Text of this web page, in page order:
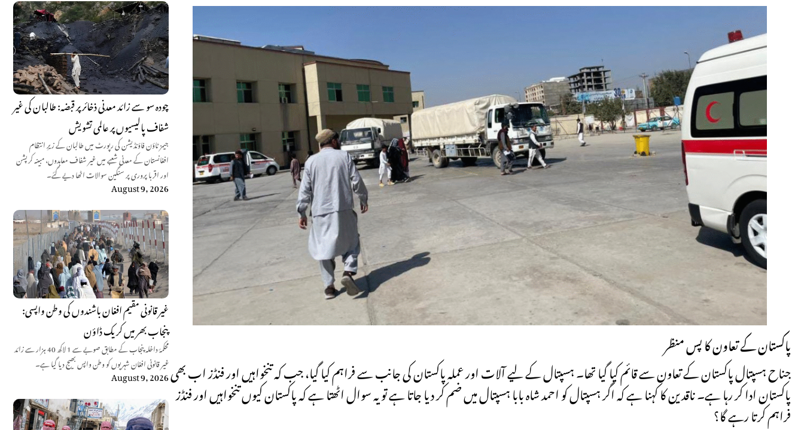
چودہ سو سے زائد معدنی ذخائر پر قبضہ: طالبان کی غیر
شفاف پالیسیوں پر عالمی تشویش
جیمز ٹاؤن فاؤنڈیشن کی رپورٹ میں طالبان کے زیرِ انتظام
افغانستان کے معدنی شعبے میں غیر شفاف معاہدوں، مبینہ کرپشن
اور اقربا پروری پر سنگین سوالات اٹھا دیے گئے۔
August 9, 2026
غیر قانونی مقیم افغان باشندوں کی وطن واپسی:
پنجاب بھر میں کریک ڈاؤن
محکمۂ داخلہ پنجاب کے مطابق صوبے سے 1 لاکھ 40 ہزار سے زائد
غیر قانونی افغان شہریوں کو وطن واپس بھیج دیا گیا ہے۔
August 9, 2026
پاکستان کے تعاون کا پس منظر
جناح ہسپتال پاکستان کے تعاون سے قائم کیا گیا تھا۔ ہسپتال کے لیے آلات اور عملہ پاکستان کی جانب سے فراہم کیا گیا، جب کہ تنخواہیں اور فنڈز اب بھی
پاکستان ادا کر رہا ہے۔ ناقدین کا کہنا ہے کہ اگر ہسپتال کو احمد شاہ بابا ہسپتال میں ضم کر دیا جاتا ہے تو یہ سوال اٹھتا ہے کہ پاکستان کیوں تنخواہیں اور فنڈز
فراہم کرتا رہے گا؟